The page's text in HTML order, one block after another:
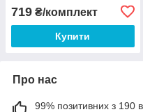
719 ₴/комплект
Купити
Про нас
99% позитивних з 190